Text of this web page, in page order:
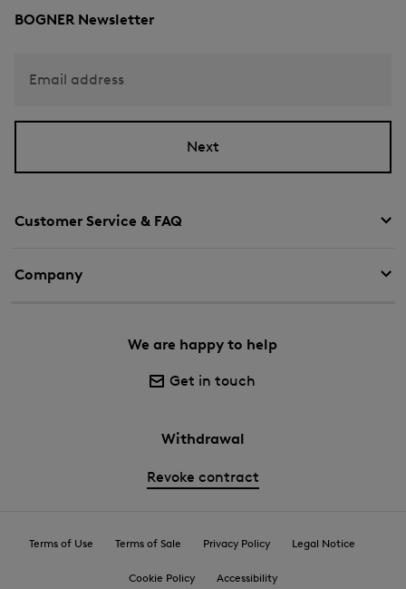
Customer Service & FAQ
Company
We are happy to help
Get in touch
Withdrawal
Revoke contract
BOGNER Newsletter
Email address
Next
Terms of Use Terms of Sale Privacy Policy Legal Notice
Cookie Policy Accessibility